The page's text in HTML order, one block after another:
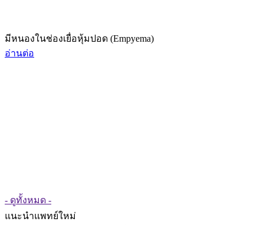
มีหนองในช่องเยื่อหุ้มปอด (Empyema)
อ่านต่อ
- ดูทั้งหมด -
แนะนำแพทย์ใหม่